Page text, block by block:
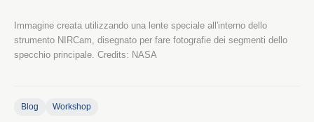
Immagine creata utilizzando una lente speciale all'interno dello
strumento NIRCam, disegnato per fare fotografie dei segmenti dello
specchio principale. Credits: NASA
Blog Workshop